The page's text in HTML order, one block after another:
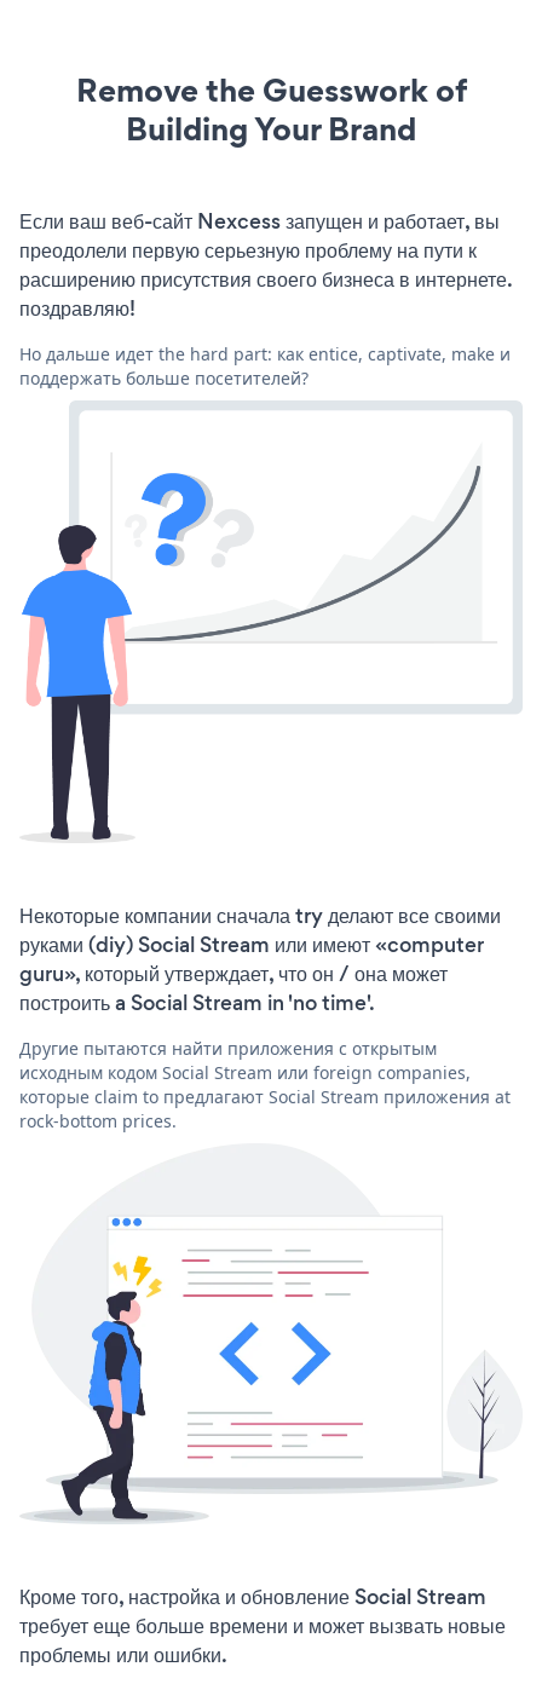
Remove the Guesswork of
Building Your Brand
Если ваш веб-сайт Nexcess запущен и работает, вы
преодолели первую серьезную проблему на пути к
расширению присутствия своего бизнеса в интернете.
поздравляю!
Но дальше идет the hard part: как entice, captivate, make и
поддержать больше посетителей?
Некоторые компании сначала try делают все своими
руками (diy) Social Stream или имеют «computer
guru», который утверждает, что он / она может
построить a Social Stream in 'no time'.
Другие пытаются найти приложения с открытым
исходным кодом Social Stream или foreign companies,
которые claim to предлагают Social Stream приложения at
rock-bottom prices.
Кроме того, настройка и обновление Social Stream
требует еще больше времени и может вызвать новые
проблемы или ошибки.